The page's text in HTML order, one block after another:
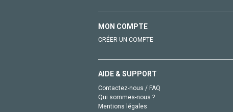
MON COMPTE
CRÉER UN COMPTE
AIDE & SUPPORT
Contactez-nous / FAQ
Qui sommes-nous ?
Mentions légales